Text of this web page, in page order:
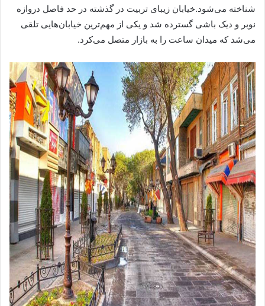
شناخته می‌شود.خیابان زیبای تربیت در گذشته در حد فاصل دروازه
نوبر و دیک باشی گسترده شد و یکی از مهم‌ترین خیابان‌هایی تلقی
می‌شد که میدان ساعت را به بازار متصل می‌کرد.